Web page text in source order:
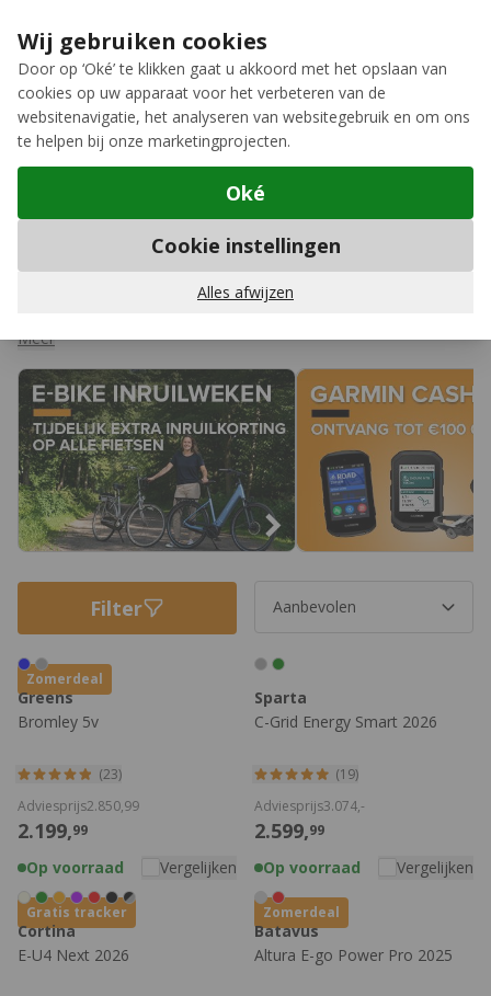
Wij gebruiken cookies
Door op ‘Oké’ te klikken gaat u akkoord met het opslaan van
cookies op uw apparaat voor het verbeteren van de
websitenavigatie, het analyseren van websitegebruik en om ons
te helpen bij onze marketingprojecten.
Oké
Cookie instellingen
Alles afwijzen
Meer keuze, meer plezier
12GO Biking
Home
Aanbiedingen
Een fiets kopen doe je niet elke dag, dus moet de deal wel goed
op een rij, van scherpe kortingen tot leuke extra's bij jouw
graag met je mee. Neemcontactmet ons op of kom langs in
dewinkel
Meer
Filter
Zomerdeal
Greens
Bromley 5v
(23)
2.199,99
Adviesprijs2.850,99
Op voorraad Vergelijken
Sparta
C-Grid Energy Smart 2026
(19)
2.599,99
Adviesprijs3.074,-
Op voorraad Vergelijken
Gratis tracker
Cortina
E-U4 Next 2026
Zomerdeal
Batavus
Altura E-go Power Pro 2025